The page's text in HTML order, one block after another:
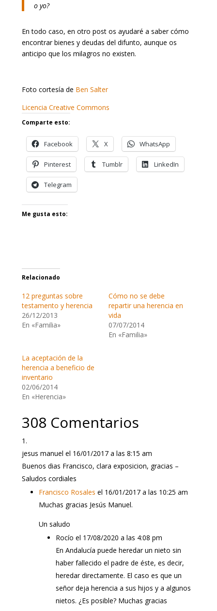
o yo?
En todo caso, en otro post os ayudaré a saber cómo
encontrar bienes y deudas del difunto, aunque os
anticipo que los milagros no existen.
Foto cortesía de Ben Salter
Licencia Creative Commons
Comparte esto:
Facebook X WhatsApp
Pinterest Tumblr LinkedIn
Telegram
Me gusta esto:
Relacionado
12 preguntas sobre
testamento y herencia
26/12/2013
En «Familia»
Cómo no se debe
repartir una herencia en
vida
07/07/2014
En «Familia»
La aceptación de la
herencia a beneficio de
inventario
02/06/2014
En «Herencia»
308 Comentarios
jesus manuel el 16/01/2017 a las 8:15 am
Buenos dias Francisco, clara exposicion, gracias –
Saludos cordiales
Francisco Rosales el 16/01/2017 a las 10:25 am
Muchas gracias Jesús Manuel.
Un saludo
Rocío el 17/08/2020 a las 4:08 pm
En Andalucía puede heredar un nieto sin
haber fallecido el padre de éste, es decir,
heredar directamente. El caso es que un
señor deja herencia a sus hijos y a algunos
nietos. ¿Es posible? Muchas gracias